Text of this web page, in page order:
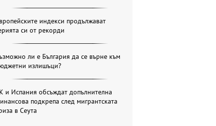
индекси продължават
си от рекорди
ли е България да се върне към
излишъци?
и Испания обсъждат допълнителна
подкрепа след мигрантската
в Сеута